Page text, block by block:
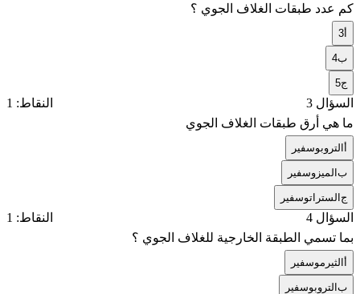
كم عدد طبقات الغلاف الجوي ؟
3
ب4
ج5
السؤال 3
النقاط: 1
ما هي أرق طبقات الغلاف الجوي
التروبوسفير
بالميزوسفير
جالستراتوسفير
السؤال 4
النقاط: 1
بما تسمي الطبقة الخارجية للغلاف الجوي ؟
الثيرموسفير
بالتروبوسفير